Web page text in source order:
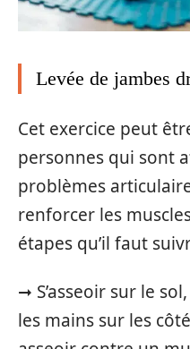
Levée de jambes
Cet exercice peut
personnes qui sont
problèmes
renforcer les
étapes qu’il faut
➞ S’asseoir sur le
les mains sur les